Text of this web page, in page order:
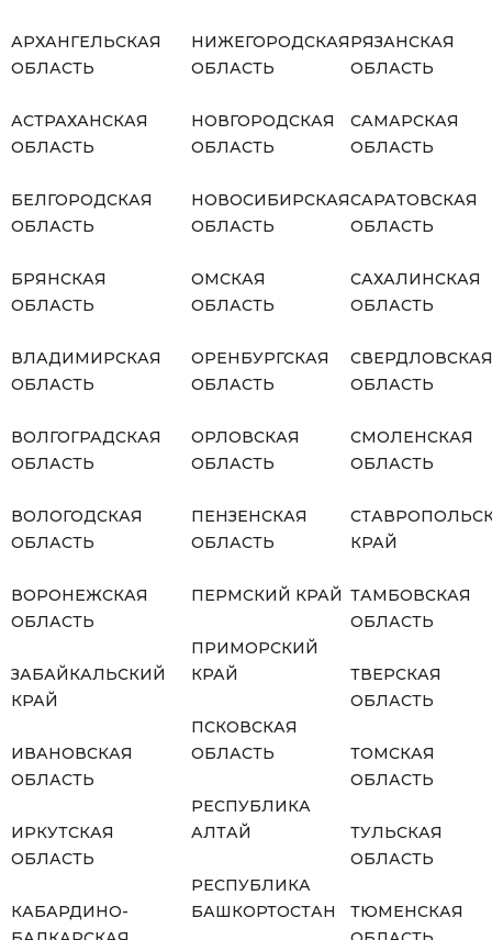
АРХАНГЕЛЬСКАЯ
ОБЛАСТЬ
АСТРАХАНСКАЯ
ОБЛАСТЬ
БЕЛГОРОДСКАЯ
ОБЛАСТЬ
БРЯНСКАЯ
ОБЛАСТЬ
ВЛАДИМИРСКАЯ
ОБЛАСТЬ
ВОЛГОГРАДСКАЯ
ОБЛАСТЬ
ВОЛОГОДСКАЯ
ОБЛАСТЬ
ВОРОНЕЖСКАЯ
ОБЛАСТЬ
ЗАБАЙКАЛЬСКИЙ
КРАЙ
ИВАНОВСКАЯ
ОБЛАСТЬ
ИРКУТСКАЯ
ОБЛАСТЬ
КАБАРДИНО-
НИЖЕГОРОДСКАЯ
ОБЛАСТЬ
НОВГОРОДСКАЯ
ОБЛАСТЬ
НОВОСИБИРСКАЯ
ОБЛАСТЬ
ОМСКАЯ
ОБЛАСТЬ
ОРЕНБУРГСКАЯ
ОБЛАСТЬ
ОРЛОВСКАЯ
ОБЛАСТЬ
ПЕНЗЕНСКАЯ
ОБЛАСТЬ
ПЕРМСКИЙ КРАЙ
ПРИМОРСКИЙ
КРАЙ
ПСКОВСКАЯ
ОБЛАСТЬ
РЕСПУБЛИКА
АЛТАЙ
РЕСПУБЛИКА
БАШКОРТОСТАН
РЯЗАНСКАЯ
ОБЛАСТЬ
САМАРСКАЯ
ОБЛАСТЬ
САРАТОВСКАЯ
ОБЛАСТЬ
САХАЛИНСКАЯ
ОБЛАСТЬ
СВЕРДЛОВСКАЯ
ОБЛАСТЬ
СМОЛЕНСКАЯ
ОБЛАСТЬ
КРАЙ
ТАМБОВСКАЯ
ОБЛАСТЬ
ТВЕРСКАЯ
ОБЛАСТЬ
ТОМСКАЯ
ОБЛАСТЬ
ТУЛЬСКАЯ
ОБЛАСТЬ
ТЮМЕНСКАЯ